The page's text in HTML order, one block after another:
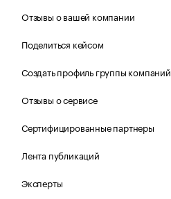
Отзывы о вашей компании
Поделиться кейсом
Создать профиль группы компаний
Отзывы о сервисе
Сертифицированные партнеры
Лента публикаций
Эксперты